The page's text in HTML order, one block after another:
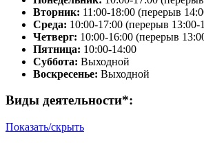
Вторник: 11:00-18:00 (перерыв
Среда: 10:00-17:00 (перерыв 13:00-
Четверг: 10:00-16:00 (перерыв
Пятница: 10:00-14:00
Суббота: Выходной
Воскресенье: Выходной
Виды деятельности*:
Показать/скрыть